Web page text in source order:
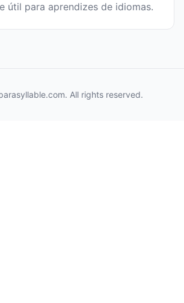
útil para aprendizes de idiomas.
All rights reserved.